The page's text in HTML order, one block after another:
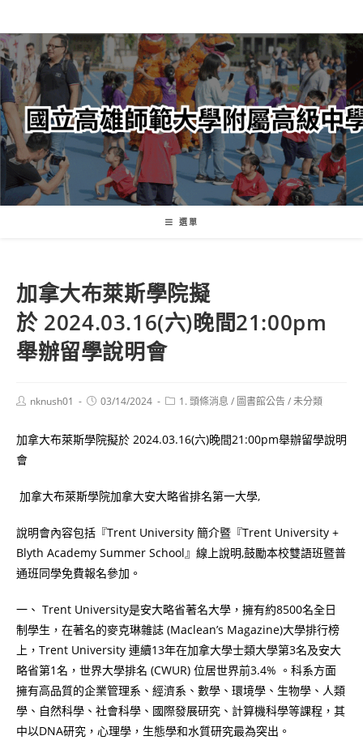
轉
至
主
內
容
選單
加拿大布萊斯學院擬
於 2024.03.16(六)晚間21:00pm
舉辦留學說明會
Postnknush01
Post03/14/2024
Post1. 頭條消息 / 圖書館公告/未分類
加拿大布萊斯學院擬於 2024.03.16(六)晚間21:00pm舉辦留學說明
會
加拿大布萊斯學院加拿大安大略省排名第一大學,
說明會內容包括『Trent University 簡介暨『Trent University +
Blyth Academy Summer School』線上說明,鼓勵本校雙語班暨普
通班同學免費報名參加。
一、 Trent University是安大略省著名大學，擁有約8500名全日
制學生，在著名的麥克琳雜誌 (Maclean’s Magazine)大學排行榜
上，Trent University 連續13年在加拿大學士類大學第3名及安大
略省第1名，世界大學排名 (CWUR) 位居世界前3.4% 。科系方面
擁有高品質的企業管理系、經濟系、數學、環境學、生物學、人類
學、自然科學、社會科學、國際發展研究、計算機科學等課程，其
中以DNA研究，心理學，生態學和水質研究最為突出。